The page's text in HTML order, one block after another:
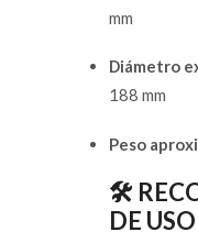
mm
Diámetro
188 mm
Peso
🛠️
DE USO